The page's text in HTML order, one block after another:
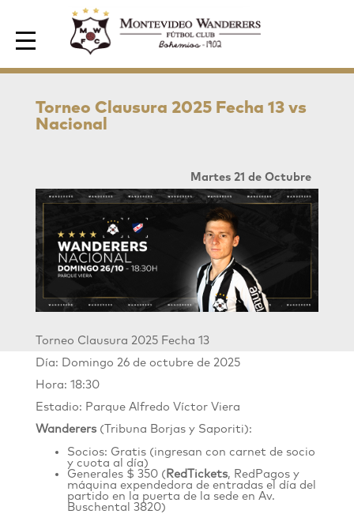
Area de Socios
Torneo Clausura 2025 Fecha 13 vs
Nacional
Martes 21 de Octubre
Torneo Clausura 2025 Fecha 13
Día: Domingo 26 de octubre de 2025
Hora: 18:30
Estadio: Parque Alfredo Víctor Viera
Wanderers(Tribuna Borjas y Saporiti):
Socios: Gratis (ingresan con carnet de socio
y cuota al día)
Generales $ 350 (RedTickets, RedPagos y
máquina expendedora de entradas el día del
partido en la puerta de la sede en Av.
Buschental 3820)